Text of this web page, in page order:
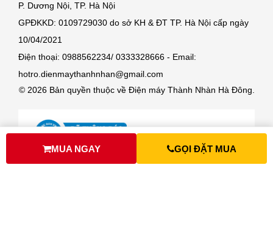
MUA NGAY GỌI ĐẶT MUA
P. Dương Nội, TP. Hà Nội
GPĐKKD: 0109729030 do sở KH & ĐT TP. Hà Nội cấp ngày
10/04/2021
Điện thoại: 0988562234/ 0333328666 - Email:
hotro.dienmaythanhnhan@gmail.com
© 2026 Bản quyền thuộc về Điện máy Thành Nhàn Hà Đông.